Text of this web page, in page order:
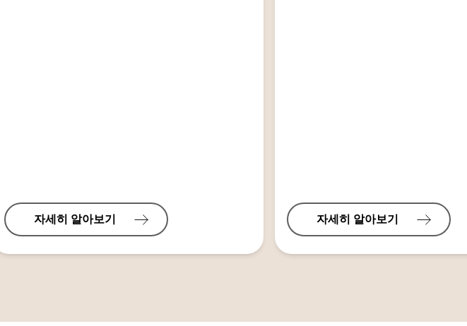
자세히 알아보기 자세히 알아보기